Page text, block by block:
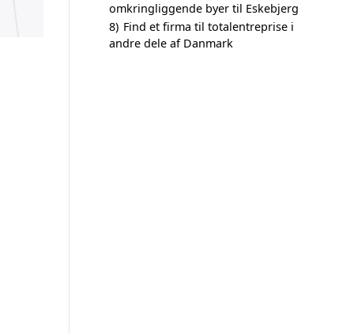
omkringliggende byer til Eskebjerg
8) Find et firma til totalentreprise i
andre dele af Danmark